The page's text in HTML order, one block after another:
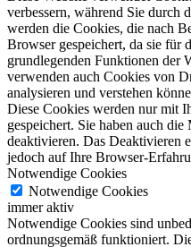
verbessern, während Sie durch
werden die Cookies, die nach
Browser gespeichert, da sie für
grundlegenden Funktionen der
verwenden auch Cookies von
analysieren und verstehen
Diese Cookies werden nur mit
gespeichert. Sie haben auch
deaktivieren. Das Deaktivieren
jedoch auf Ihre Browser-
Notwendige Cookies
Notwendige Cookies
immer aktiv
Notwendige Cookies sind
ordnungsgemäß funktioniert.